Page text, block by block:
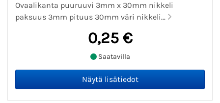
Ovaalikanta puuruuvi 3mm x 30mm nikkeli
paksuus 3mm pituus 30mm väri nikkeli...
0,25 €
Saatavilla